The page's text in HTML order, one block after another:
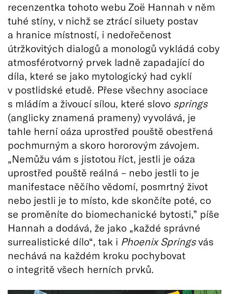
recenzentka tohoto webu Zoë Hannah v něm
tuhé stíny, v nichž se ztrácí siluety postav
a hranice místností, i nedořečenost
útržkovitých dialogů a monologů vykládá coby
atmosférotvorný prvek ladně zapadající do
díla, které se jako mytologický had cyklí
v postlidské etudě. Přese všechny asociace
s mládím a živoucí sílou, které slovo springs
(anglicky znamená prameny) vyvolává, je
tahle herní oáza uprostřed pouště obestřená
pochmurným a skoro hororovým závojem.
„Nemůžu vám s jistotou říct, jestli je oáza
uprostřed pouště reálná – nebo jestli to je
manifestace něčího vědomí, posmrtný život
nebo jestli je to místo, kde skončíte poté, co
se proměníte do biomechanické bytosti,” píše
Hannah a dodává, že jako „každé správné
surrealistické dílo“, tak i Phoenix Springsvás
nechává na každém kroku pochybovat
o integritě všech herních prvků.